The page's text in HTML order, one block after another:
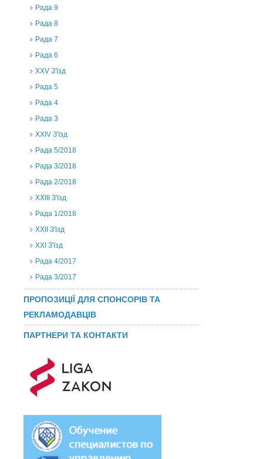
Рада 9
Рада 8
Рада 7
Рада 6
XXV З'їзд
Рада 5
Рада 4
Рада 3
ХХIV З'їзд
Рада 5/2018
Рада 3/2018
Рада 2/2018
XXIII З'їзд
Рада 1/2018
ХХІІ З'їзд
XXI З'їзд
Рада 4/2017
Рада 3/2017
ПРОПОЗИЦІЇ ДЛЯ СПОНСОРІВ ТА
РЕКЛАМОДАВЦІВ
ПАРТНЕРИ ТА КОНТАКТИ